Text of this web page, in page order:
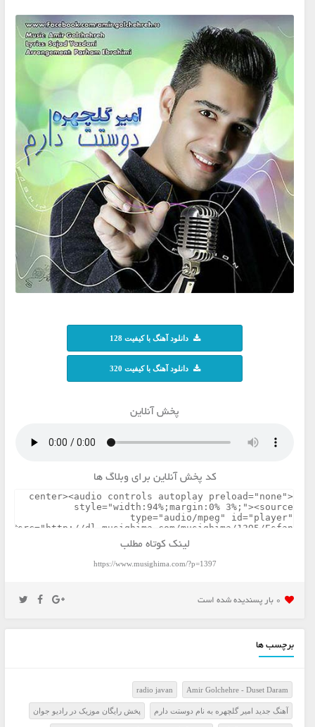
دانلود آهنگ با کیفیت 128
دانلود آهنگ با کیفیت 320
پخش آنلاین
کد پخش آنلاین برای وبلاگ ها
لینک کوتاه مطلب
https://www.musighima.com/?p=1397
0 بار پسنديده شده است
برچسب ها
Amir Golchehre - Duset Daram
radio javan
آهنگ جدید امیر گلچهره به نام دوستت دارم پخش رايگان موزيک در راديو جوان